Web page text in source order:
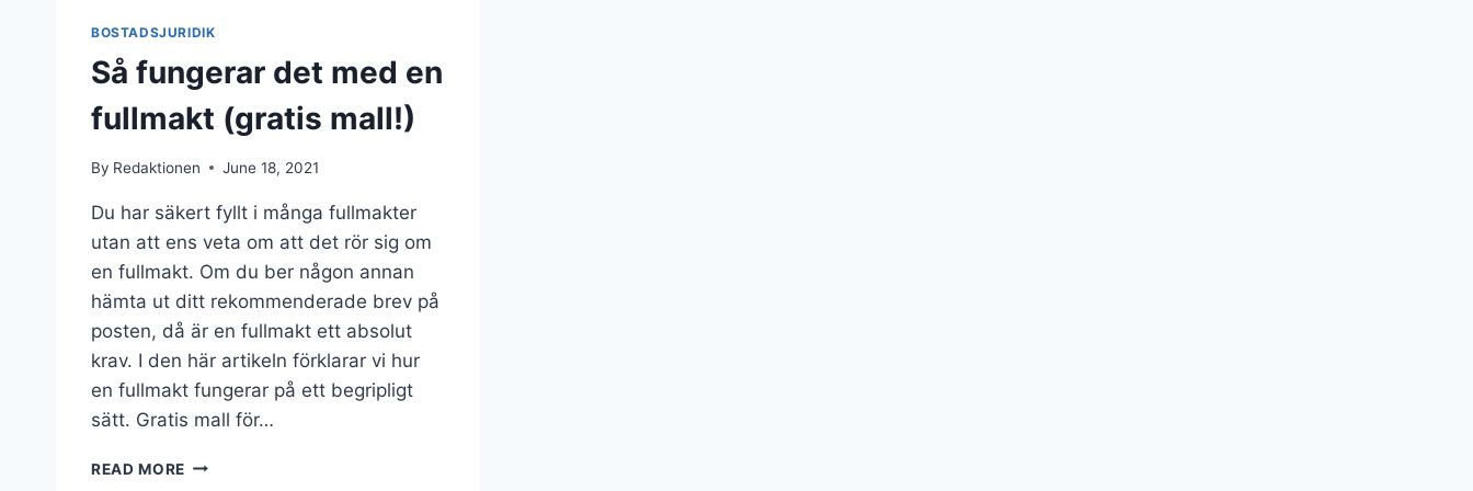
BOSTADSJURIDIK
Så fungerar det med en
fullmakt (gratis mall!)
By Redaktionen June 18, 2021
Du har säkert fyllt i många fullmakter
utan att ens veta om att det rör sig om
en fullmakt. Om du ber någon annan
hämta ut ditt rekommenderade brev på
posten, då är en fullmakt ett absolut
krav. I den här artikeln förklarar vi hur
en fullmakt fungerar på ett begripligt
sätt. Gratis mall för…
READ MORE